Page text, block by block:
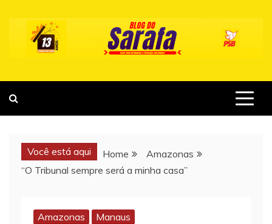
content
Você está aqui Home
Amazonas
“O Tribunal sempre será a minha casa”
Amazonas Manaus